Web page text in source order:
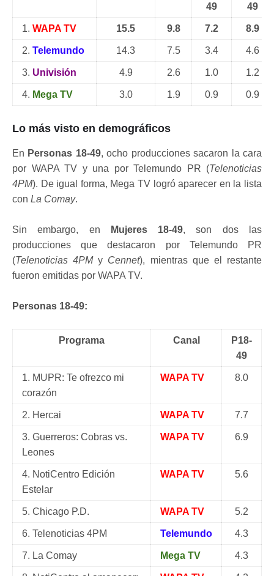
49
49
1. WAPA TV 15.5 9.8 7.2 8.9
2. Telemundo 14.3 7.5 3.4 4.6
3. Univisión 4.9 2.6 1.0 1.2
4. Mega TV 3.0 1.9 0.9 0.9
Lo más visto en demográficos
En Personas 18-49, ocho producciones sacaron la cara
por WAPA TV y una por Telemundo PR (Telenoticias
4PM). De igual forma, Mega TV logró aparecer en la lista
con La Comay.
Sin embargo, en Mujeres 18-49, son dos las
producciones que destacaron por Telemundo PR
(Telenoticias 4PMy Cennet), mientras que el restante
fueron emitidas por WAPA TV.
Personas 18-49:
Programa Canal
P18-
49
1. MUPR: Te ofrezco mi
corazón
WAPA TV 8.0
2. Hercai WAPA TV 7.7
3. Guerreros: Cobras vs.
Leones
WAPA TV 6.9
4. NotiCentro Edición
Estelar
WAPA TV 5.6
5. Chicago P.D. WAPA TV 5.2
6. Telenoticias 4PM Telemundo 4.3
7. La Comay Mega TV 4.3